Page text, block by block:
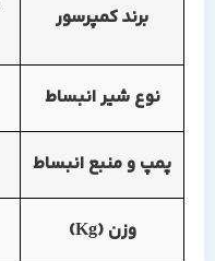
برند کمپرسور
نوع شیر انبساط
پمپ و منبع انبساط
وزن (Kg)